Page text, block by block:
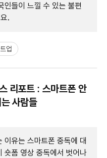
인들이 느낄 수 있는 불편
.
업
리포트 : 스마트폰 안
사람들
이유는 스마트폰 중독에 대
숏폼 영상 중독에서 벗어나